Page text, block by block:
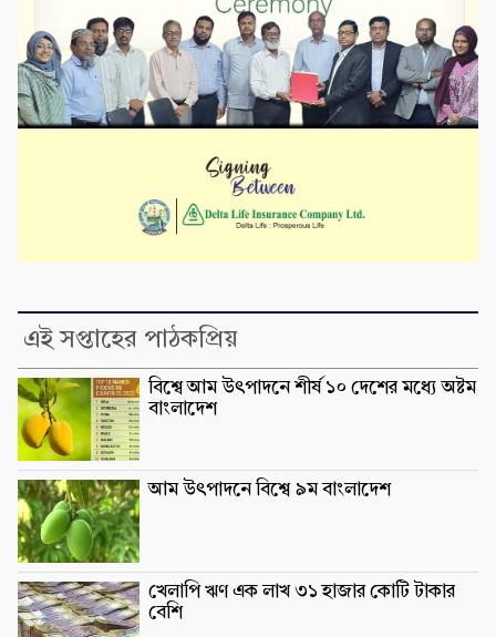
এই সপ্তাহের পাঠকপ্রিয়
বিশ্বে আম উৎপাদনে শীর্ষ ১০ দেশের মধ্যে অষ্টম
বাংলাদেশ
আম উৎপাদনে বিশ্বে ৯ম বাংলাদেশ
খেলাপি ঋণ এক লাখ ৩১ হাজার কোটি টাকার
বেশি